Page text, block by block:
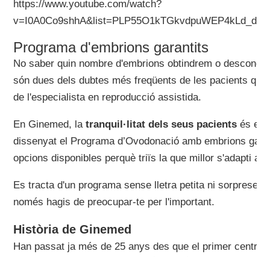
https://www.youtube.com/watch?
Programa d'embrions garantits
No saber quin nombre d'embrions obtindrem o
són dues dels dubtes més freqüents de les pacients
de l'especialista en reproducció assistida.
En Ginemed, latranquil·litat dels seus pacients és el
dissenyat el Programa d’Ovodonació amb embrions
opcions disponibles perquè triïs la que millor s'adapti a
Es tracta d'un programa sense lletra petita ni
només hagis de preocupar-te per l'important.
Història de Ginemed
Han passat ja més de 25 anys des que el primer centre